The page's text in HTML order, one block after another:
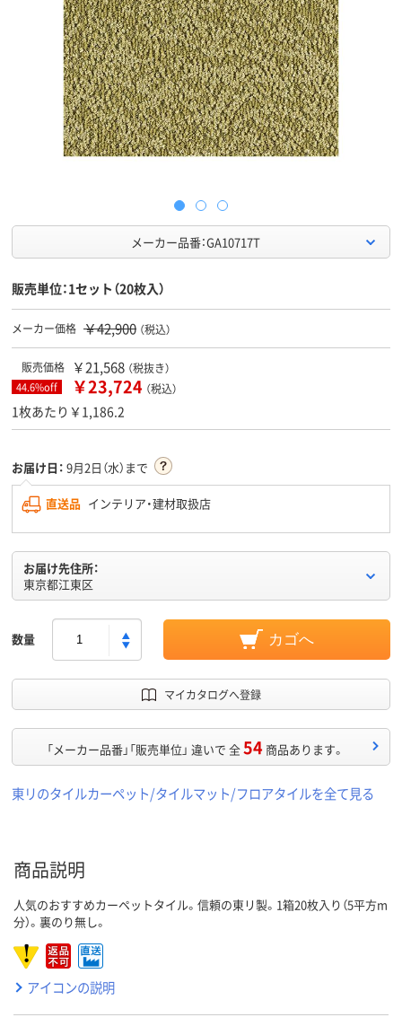
メーカー品番：GA10717T
販売単位：1セット（20枚入）
メーカー価格 ￥42,900 （税込）
販売価格 ￥21,568 （税抜き）
44.6%off ￥23,724 （税込）
1枚あたり￥1,186.2
お届け日： 9月2日（水）まで
直送品 インテリア・建材取扱店
お届け先住所：
東京都江東区
数量 カゴへ
マイカタログへ登録
「メーカー品番」「販売単位」 違いで 全54 商品あります。
東リのタイルカーペット/タイルマット/フロアタイルを全て見る
商品説明
人気のおすすめカーペットタイル。信頼の東リ製。1箱20枚入り（5平方m
分）。裏のり無し。
アイコンの説明